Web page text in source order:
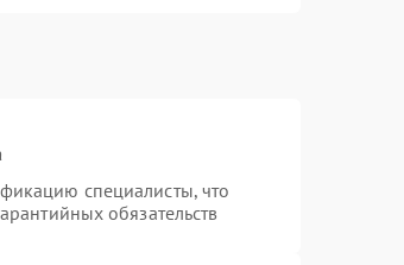
специалисты, что
обязательств